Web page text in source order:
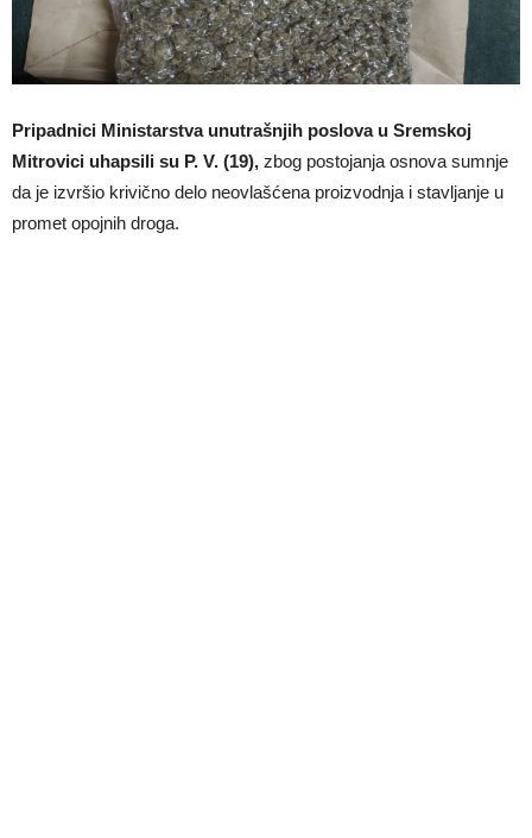
Pripadnici Ministarstva unutrašnjih poslova u Sremskoj
Mitrovici uhapsili su P. V. (19), zbog postojanja osnova sumnje
da je izvršio krivično delo neovlašćena proizvodnja i stavljanje u
promet opojnih droga.